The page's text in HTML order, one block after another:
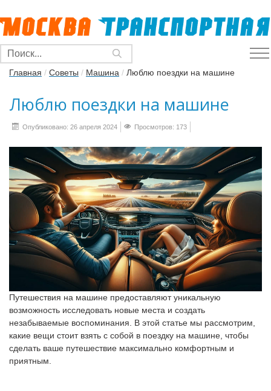
Главная / Советы / Машина / Люблю поездки на машине
Люблю поездки на машине
Опубликовано: 26 апреля 2024 Просмотров: 173
Путешествия на машине предоставляют уникальную
возможность исследовать новые места и создать
незабываемые воспоминания. В этой статье мы рассмотрим,
какие вещи стоит взять с собой в поездку на машине, чтобы
сделать ваше путешествие максимально комфортным и
приятным.